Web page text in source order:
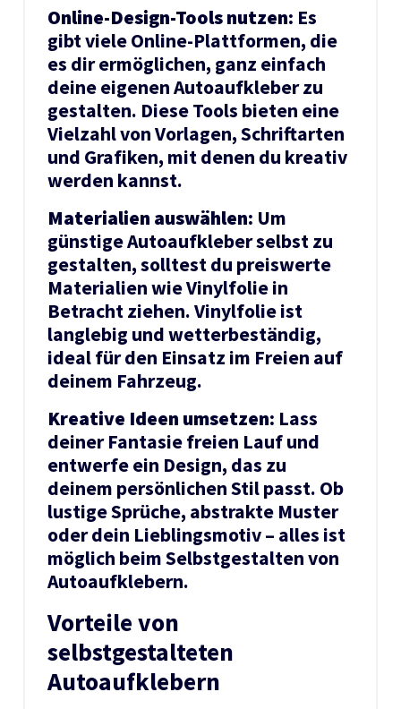
Online-Design-Tools nutzen: Es
gibt viele Online-Plattformen, die
es dir ermöglichen, ganz einfach
deine eigenen Autoaufkleber zu
gestalten. Diese Tools bieten eine
Vielzahl von Vorlagen, Schriftarten
und Grafiken, mit denen du kreativ
werden kannst.
Materialien auswählen: Um
günstige Autoaufkleber selbst zu
gestalten, solltest du preiswerte
Materialien wie Vinylfolie in
Betracht ziehen. Vinylfolie ist
langlebig und wetterbeständig,
ideal für den Einsatz im Freien auf
deinem Fahrzeug.
Kreative Ideen umsetzen: Lass
deiner Fantasie freien Lauf und
entwerfe ein Design, das zu
deinem persönlichen Stil passt. Ob
lustige Sprüche, abstrakte Muster
oder dein Lieblingsmotiv – alles ist
möglich beim Selbstgestalten von
Autoaufklebern.
Vorteile von
selbstgestalteten
Autoaufklebern